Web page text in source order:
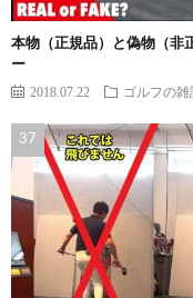
本物（正規品）と偽物（非
ー
2018.07.22 ゴルフの雑